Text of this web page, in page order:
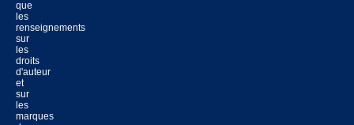
que
les
renseignements
sur
les
droits
d'auteur
et
sur
les
marques